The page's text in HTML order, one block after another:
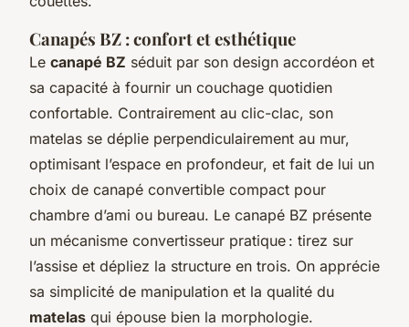
Canapés BZ : confort et esthétique
Le canapé BZ séduit par son design accordéon et
sa capacité à fournir un couchage quotidien
confortable. Contrairement au clic-clac, son
matelas se déplie perpendiculairement au mur,
optimisant l’espace en profondeur, et fait de lui un
choix de canapé convertible compact pour
chambre d’ami ou bureau. Le canapé BZ présente
un mécanisme convertisseur pratique : tirez sur
l’assise et dépliez la structure en trois. On apprécie
sa simplicité de manipulation et la qualité du
matelas qui épouse bien la morphologie.